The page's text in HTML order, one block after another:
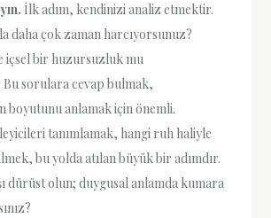
İlk adım, kendinizi analiz etmektir.
daha çok zaman harcıyorsunuz?
içsel bir huzursuzluk mu
Bu sorulara cevap bulmak,
boyutunu anlamak için önemli.
tanımlamak, hangi ruh haliyle
bu yolda atılan büyük bir adımdır.
dürüst olun; duygusal anlamda kumara